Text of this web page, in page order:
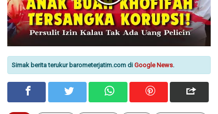
Simak berita terukur barometerjatim.com di Google News.